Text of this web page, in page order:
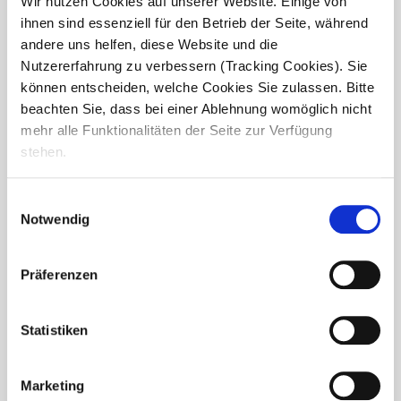
ihnen sind essenziell für den Betrieb der Seite, während
andere uns helfen, diese Website und die
Nutzererfahrung zu verbessern (Tracking Cookies). Sie
können entscheiden, welche Cookies Sie zulassen. Bitte
beachten Sie, dass bei einer Ablehnung womöglich nicht
mehr alle Funktionalitäten der Seite zur Verfügung
stehen.
Notwendig
Präferenzen
Statistiken
Marketing
Weihnachtsfeier im Haus Martin
Am 07. Dezember 2025 feierten wir im Seniorendomizil
Haus Martin gemeinsam mit den Bewohnerinnen und
Bewohnern des Wohnbereichs 2 eine wunderschöne
Weihnachtsfeier. In festlicher Atmosphäre wurde gelacht,...